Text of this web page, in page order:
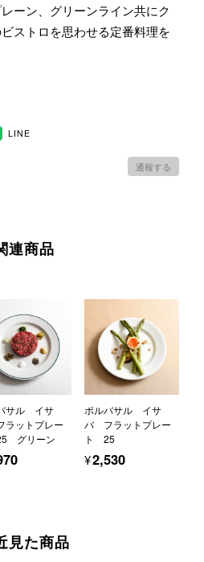
ーン、グリーンライン共にク
ストロを思わせる定番料理を
LINE
通報する
連商品
サル イサ
ットプレー
グリーン
ポルバサル イサ
バ フラットプレー
ト 25
¥2,530
見た商品